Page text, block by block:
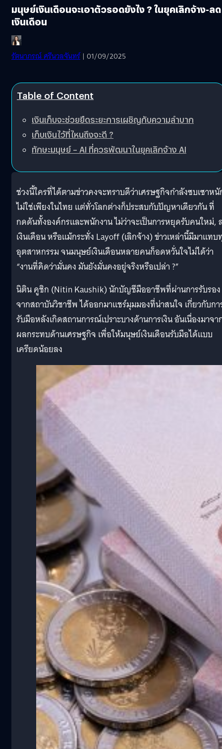
มนุษย์เงินเดือนจะเอาตัวรอดยังไง ? ในยุคเลิกจ้าง-ลด
เงินเดือน
รัตนาภรณ์ ศรีนวลจันทร์| 01/09/2025
Table of Content
เงินเก็บจะช่วยยืดระยะการเผชิญกับความลำบาก
เก็บเงินไว้ที่ไหนถึงจะดี ?
ทักษะมนุษย์ – AI ที่ควรพัฒนาในยุคเลิกจ้าง AI
ช่วงนี้ใครที่ได้ตามข่าวคงจะทราบดีว่าเศรษฐกิจกำลังซบเซาห
ไม่ใช่เพียงในไทย แต่ทั่วโลกต่างก็ประสบกับปัญหาเดียวกัน ที่
กดดันทั้งองค์กรและพนักงาน ไม่ว่าจะเป็นการหยุดรับคนใหม่,
เงินเดือน หรือแม้กระทั่ง Layoff (เลิกจ้าง) ข่าวเหล่านี้มีมาแท
อุตสาหกรรม จนมนุษย์เงินเดือนหลายคนก็อดหวั่นใจไม่ได้ว่า
“งานที่คิดว่ามั่นคง มันยังมั่นคงอยู่จริงหรือเปล่า ?”
นิติน คูชิก (Nitin Kaushik) นักบัญชีมืออาชีพที่ผ่านการรับรอง
จากสถาบันวิชาชีพ ได้ออกมาแชร์มุมมองที่น่าสนใจ เกี่ยวกับกา
รับมือหลังเกิดสถานการณ์เปราะบางด้านการเงิน อันเนื่องมาจา
ผลกระทบด้านเศรษฐกิจ เพื่อให้มนุษย์เงินเดือนรับมือได้แบบ
เครียดน้อยลง